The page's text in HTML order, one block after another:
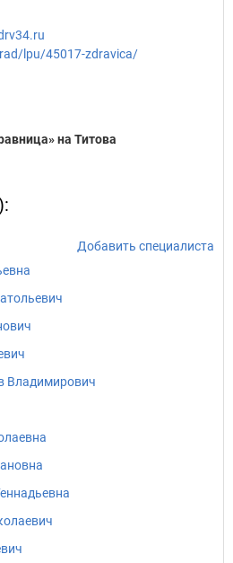
lpu/45017-zdravica/
на Титова
Добавить специалиста
Владимирович